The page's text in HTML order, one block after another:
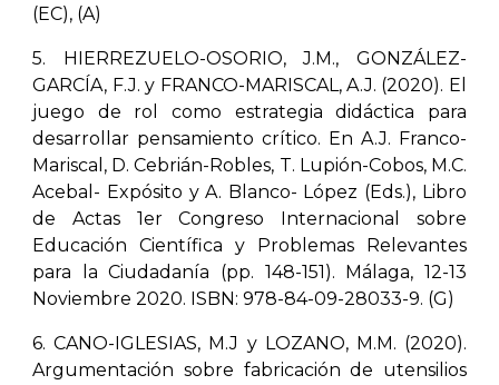
(EC), (A)
5. HIERREZUELO-OSORIO, J.M., GONZÁLEZ-
GARCÍA, F.J. y FRANCO-MARISCAL, A.J. (2020). El
juego de rol como estrategia didáctica para
desarrollar pensamiento crítico. En A.J. Franco-
Mariscal, D. Cebrián-Robles, T. Lupión-Cobos, M.C.
Acebal- Expósito y A. Blanco- López (Eds.), Libro
de Actas 1er Congreso Internacional sobre
Educación Científica y Problemas Relevantes
para la Ciudadanía (pp. 148-151). Málaga, 12-13
Noviembre 2020. ISBN: 978-84-09-28033-9. (G)
6. CANO-IGLESIAS, M.J y LOZANO, M.M. (2020).
Argumentación sobre fabricación de utensilios